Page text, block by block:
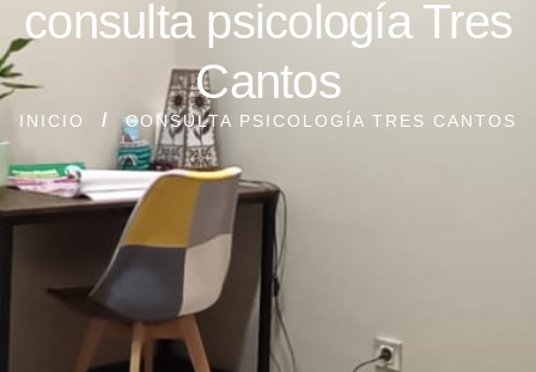
consulta psicología Tres
Cantos
INICIO CONSULTA PSICOLOGÍA TRES CANTOS